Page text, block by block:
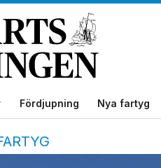
Fördjupning Nya fartyg